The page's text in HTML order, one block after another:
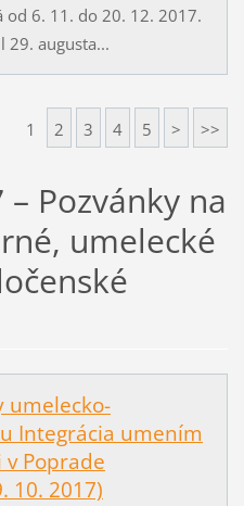
6. 11. do 20. 12. 2017.
29. augusta...
1 2 3 4 5 > >>
– Pozvánky na
umelecké
umelecko-
Integrácia umením
Poprade
10. 2017)